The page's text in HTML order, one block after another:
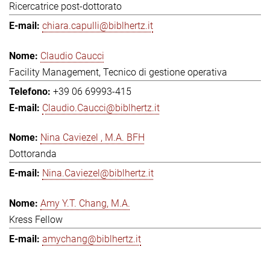
Ricercatrice post-dottorato
chiara.capulli@biblhertz.it
Claudio Caucci
Facility Management, Tecnico di gestione operativa
+39 06 69993-415
Claudio.Caucci@biblhertz.it
Nina Caviezel , M.A. BFH
Dottoranda
Nina.Caviezel@biblhertz.it
Amy Y.T. Chang, M.A.
Kress Fellow
amychang@biblhertz.it